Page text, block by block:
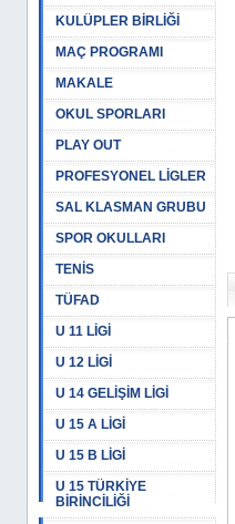
KULÜPLER BİRLİĞİ
MAÇ PROGRAMI
MAKALE
OKUL SPORLARI
PLAY OUT
PROFESYONEL LİGLER
SAL KLASMAN GRUBU
SPOR OKULLARI
TENİS
TÜFAD
U 11 LİGİ
U 12 LİGİ
U 14 GELİŞİM LİGİ
U 15 A LİGİ
U 15 B LİGİ
U 15 TÜRKİYE
BİRİNCİLİĞİ